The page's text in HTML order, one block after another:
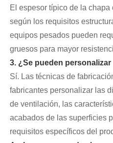
El espesor típico de la chapa
según los requisitos
equipos pesados ​​pueden
gruesos para mayor
3. ¿Se pueden
Sí. Las técnicas de
fabricantes personalizar las
de ventilación, las
acabados de las superficies
requisitos específicos del